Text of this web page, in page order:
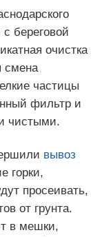
береговой
очистка
смена
частицы
фильтр и
чистыми.
вывоз
горки,
просеивать,
от грунта.
в мешки,